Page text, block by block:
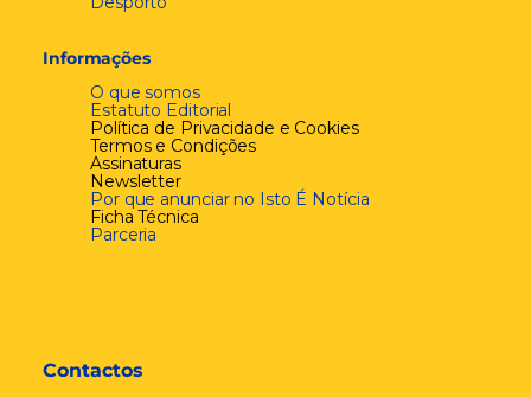
Informações
O que somos
Estatuto Editorial
Política de Privacidade e Cookies
Termos e Condições
Assinaturas
Newsletter
Por que anunciar no Isto É Notícia
Ficha Técnica
Parceria
Contactos